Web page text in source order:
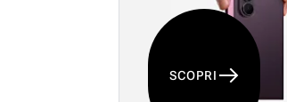
SCOPRI